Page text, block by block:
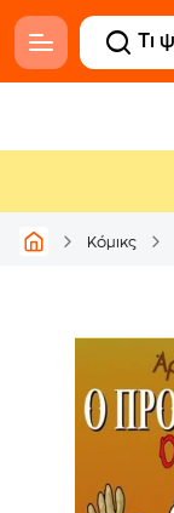
Κόμικς